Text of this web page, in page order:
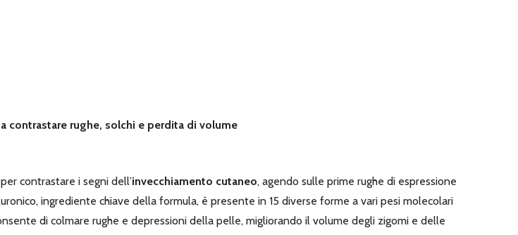
contrastare rughe, solchi e perdita di volume
contrastare i segni dell’invecchiamento cutaneo, agendo sulle prime rughe di espressione
ingrediente chiave della formula, è presente in 15 diverse forme a vari pesi molecolari
di colmare rughe e depressioni della pelle, migliorando il volume degli zigomi e delle